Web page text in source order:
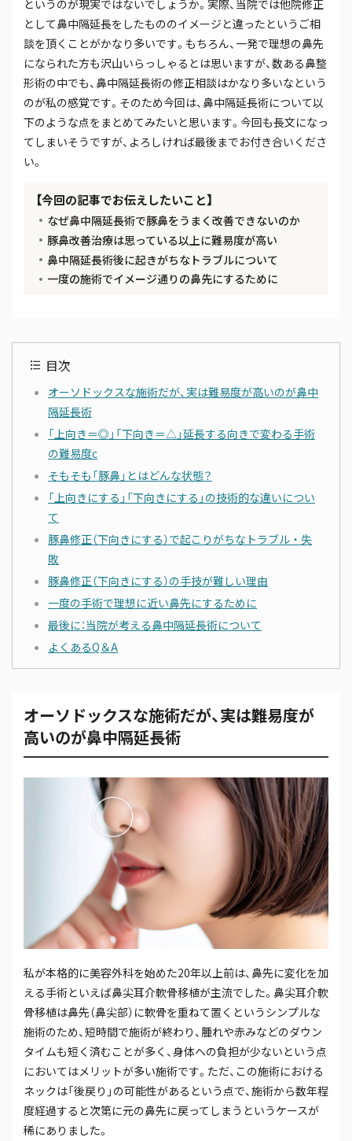
というのが現実ではないでしょうか。実際、当院では他院修正
として鼻中隔延長をしたもののイメージと違ったというご相
談を頂くことがかなり多いです。もちろん、一発で理想の鼻先
になられた方も沢山いらっしゃるとは思いますが、数ある鼻整
形術の中でも、鼻中隔延長術の修正相談はかなり多いなという
のが私の感覚です。そのため今回は、鼻中隔延長術について以
下のような点をまとめてみたいと思います。今回も長文になっ
てしまいそうですが、よろしければ最後までお付き合いくださ
い。
【今回の記事でお伝えしたいこと】
なぜ鼻中隔延長術で豚鼻をうまく改善できないのか
豚鼻改善治療は思っている以上に難易度が高い
鼻中隔延長術後に起きがちなトラブルについて
一度の施術でイメージ通りの鼻先にするために
目次
オーソドックスな施術だが、実は難易度が高いのが鼻中
隔延長術
「上向き＝◎」「下向き＝△」延長する向きで変わる手術
の難易度c
そもそも「豚鼻」とはどんな状態？
「上向きにする」「下向きにする」の技術的な違いについ
て
豚鼻修正（下向きにする）で起こりがちなトラブル・失
敗
豚鼻修正（下向きにする）の手技が難しい理由
一度の手術で理想に近い鼻先にするために
最後に：当院が考える鼻中隔延長術について
よくあるQ＆A
オーソドックスな施術だが、実は難易度が
高いのが鼻中隔延長術
私が本格的に美容外科を始めた20年以上前は、鼻先に変化を加
える手術といえば鼻尖耳介軟骨移植が主流でした。鼻尖耳介軟
骨移植は鼻先（鼻尖部）に軟骨を重ねて置くというシンプルな
施術のため、短時間で施術が終わり、腫れや赤みなどのダウン
タイムも短く済むことが多く、身体への負担が少ないという点
においてはメリットが多い施術です。ただ、この施術における
ネックは「後戻り」の可能性があるという点で、施術から数年程
度経過すると次第に元の鼻先に戻ってしまうというケースが
稀にありました。